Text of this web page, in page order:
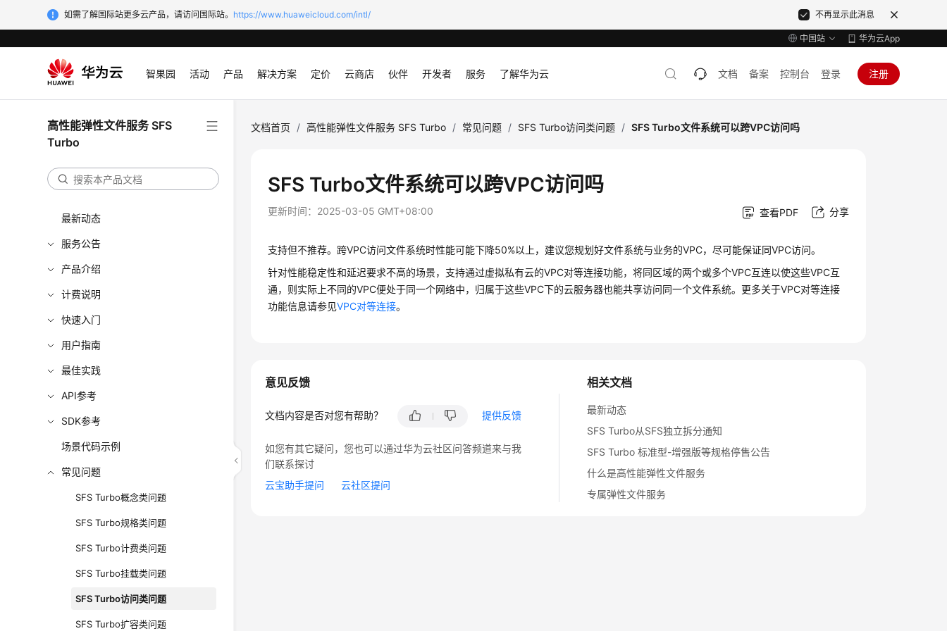
如需了解国际站更多云产品，请访问国际站。 https://www.huaweicloud.com/intl/ 不再显示此消息
中国站 华为云App
智果园 活动 产品 解决方案 定价 云商店 伙伴 开发者 服务 了解华为云 文档 备案 控制台 登录 注册
高性能弹性文件服务 SFS
Turbo
最新动态
服务公告
产品介绍
计费说明
快速入门
用户指南
最佳实践
API参考
SDK参考
场景代码示例
常见问题
SFS Turbo概念类问题
SFS Turbo规格类问题
SFS Turbo计费类问题
SFS Turbo挂载类问题
SFS Turbo访问类问题
SFS Turbo扩容类问题
文档首页 / 高性能弹性文件服务 SFS Turbo / 常见问题 / SFS Turbo访问类问题 / SFS Turbo文件系统可以跨VPC访问吗
SFS Turbo文件系统可以跨VPC访问吗
更新时间： 2025-03-05 GMT+08:00 查看PDF 分享
支持但不推荐。跨VPC访问文件系统时性能可能下降50%以上，建议您规划好文件系统与业务的VPC，尽可能保证同VPC访问。
针对性能稳定性和延迟要求不高的场景，支持通过虚拟私有云的VPC对等连接功能，将同区域的两个或多个VPC互连以使这些VPC互
通，则实际上不同的VPC便处于同一个网络中，归属于这些VPC下的云服务器也能共享访问同一个文件系统。更多关于VPC对等连接
功能信息请参见VPC对等连接。
相关文档
最新动态
SFS Turbo从SFS独立拆分通知
SFS Turbo 标准型-增强版等规格停售公告
什么是高性能弹性文件服务
专属弹性文件服务
意见反馈
文档内容是否对您有帮助？ 提供反馈
如您有其它疑问，您也可以通过华为云社区问答频道来与我
们联系探讨
云宝助手提问
云社区提问